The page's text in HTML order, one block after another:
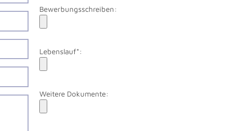
Bewerbungsschreiben:
Lebenslauf*:
Weitere Dokumente: